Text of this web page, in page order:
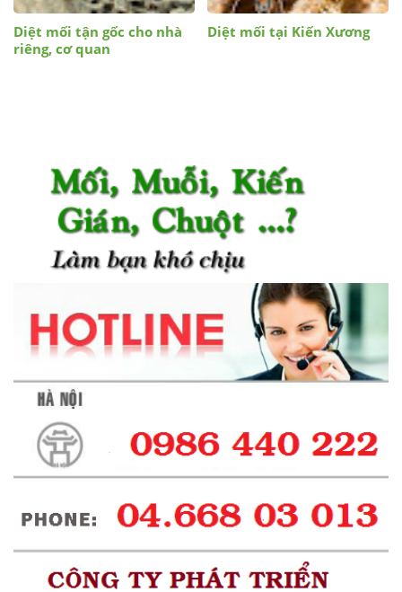
Diệt mối tận gốc cho nhà
riêng, cơ quan
Diệt mối tại Kiến Xương